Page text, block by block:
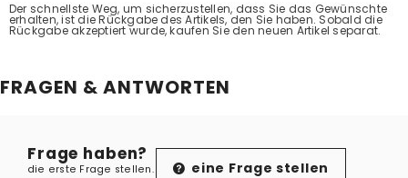
Der schnellste Weg, um sicherzustellen, dass Sie das Gewünschte
erhalten, ist die Rückgabe des Artikels, den Sie haben. Sobald die
Rückgabe akzeptiert wurde, kaufen Sie den neuen Artikel separat.
FRAGEN & ANTWORTEN
Frage haben?
die erste Frage stellen. eine Frage stellen